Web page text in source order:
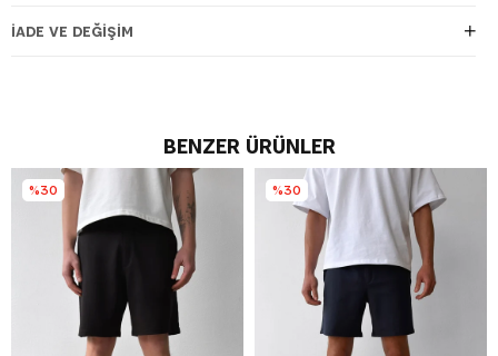
İADE VE DEĞIŞIM
BENZER ÜRÜNLER
%30 %30